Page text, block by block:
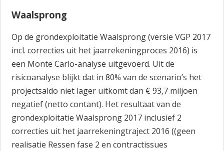
Waalsprong
Op de grondexploitatie Waalsprong (versie VGP 2017
incl. correcties uit het jaarrekeningproces 2016) is
een Monte Carlo-analyse uitgevoerd. Uit de
risicoanalyse blijkt dat in 80% van de scenario’s het
projectsaldo niet lager uitkomt dan € 93,7 miljoen
negatief (netto contant). Het resultaat van de
grondexploitatie Waalsprong 2017 inclusief 2
correcties uit het jaarrekeningtraject 2016 ((geen
realisatie Ressen fase 2 en contractissues